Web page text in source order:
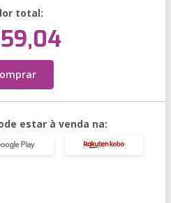
total:
estar à venda na: